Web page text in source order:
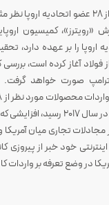
در این رای‌گیری، ۲۵ کشور از ۲۸ عضو
«رویترز»، کمیسیون
آغاز کرده است، بررسی
صورت خواهد گرفت.
۲۰۱۳ به ۶/ ۳۰ میلیون تن در
تجاری میان آمریکا و
خود خبر از پیروزی
در وضع تعرفه بر واردات